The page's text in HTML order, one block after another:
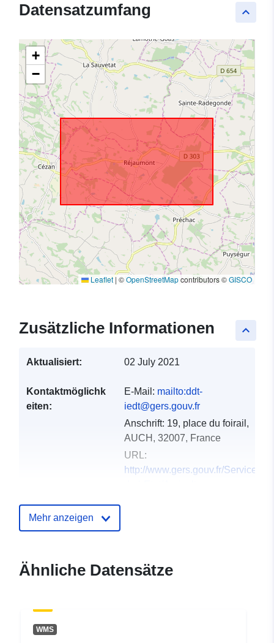
keyboard_arrow_up
Datensatzumfang
+
−
Leaflet | ©OpenStreetMapcontributors ©GISCO
keyboard_arrow_up
Zusätzliche Informationen
Aktualisiert: 02 July 2021
Kontaktmöglichk
eiten:
E-Mail: mailto:ddt-
iedt@gers.gouv.fr
Anschrift: 19, place du foirail,
AUCH, 32007, France
URL:
http://www.gers.gouv.fr/Services-
Verzeichnis der
Aktualisiert auf data.europa.eu:
01 October 2022
Gebiet:
Mehr anzeigen
Ähnliche Datensätze
WMS